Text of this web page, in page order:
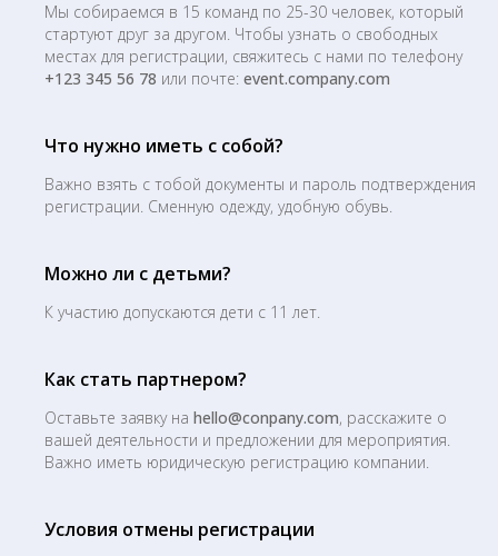
Мы собираемся в 15 команд по 25-30 человек, который
стартуют друг за другом. Чтобы узнать о свободных
местах для регистрации, свяжитесь с нами по телефону
+123 345 56 78 или почте: event.company.com
Что нужно иметь с собой?
Важно взять с тобой документы и пароль подтверждения
регистрации. Сменную одежду, удобную обувь.
Можно ли с детьми?
К участию допускаются дети с 11 лет.
Как стать партнером?
Оставьте заявку на hello@conpany.com, расскажите о
вашей деятельности и предложении для мероприятия.
Важно иметь юридическую регистрацию компании.
Условия отмены регистрации